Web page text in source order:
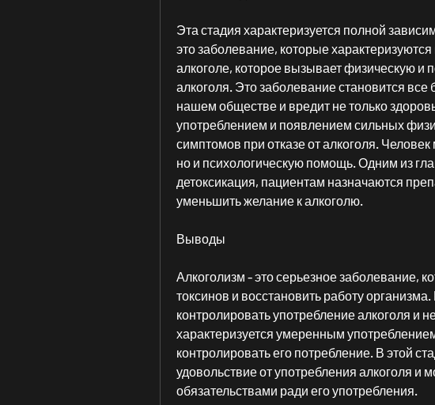
Эта стадия характеризуется полной
это заболевание, которые
алкоголе, которое вызывает физическую и
алкоголя. Это заболевание становится
нашем обществе и вредит не только
употреблением и появлением сильных
симптомов при отказе от алкоголя.
но и психологическую помощь. Одним из
детоксикация, пациентам назначаются
уменьшить желание к алкоголю.
Выводы
Алкоголизм - это серьезное заболевание,
токсинов и восстановить работу
контролировать употребление алкоголя и
характеризуется умеренным
контролировать его потребление. В этой
удовольствие от употребления алкоголя и
обязательствами ради его употребления.